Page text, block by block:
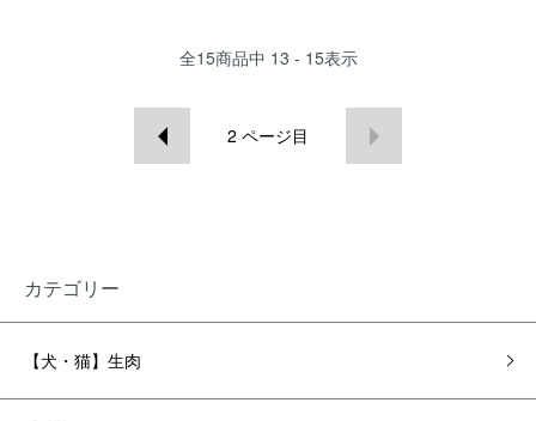
全15商品中 13 - 15表示
2 ページ目
カテゴリー
【犬・猫】生肉